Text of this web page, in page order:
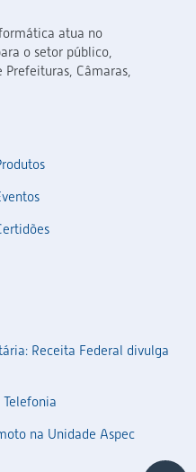
atua no
o setor público,
Câmaras,
Receita Federal divulga
na Unidade Aspec